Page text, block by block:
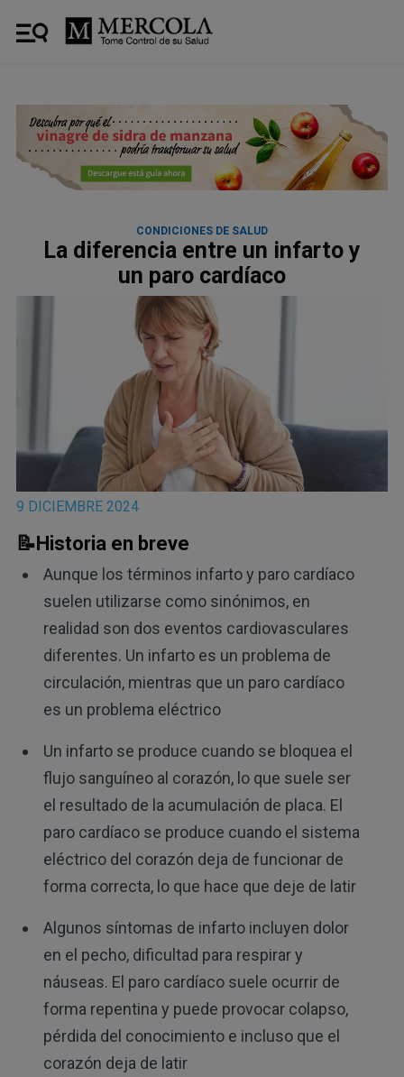
CONDICIONES DE SALUD
La diferencia entre un infarto y
un paro cardíaco
9 DICIEMBRE 2024
📝Historia en breve
Aunque los términos infarto y paro cardíaco
suelen utilizarse como sinónimos, en
realidad son dos eventos cardiovasculares
diferentes. Un infarto es un problema de
circulación, mientras que un paro cardíaco
es un problema eléctrico
Un infarto se produce cuando se bloquea el
flujo sanguíneo al corazón, lo que suele ser
el resultado de la acumulación de placa. El
paro cardíaco se produce cuando el sistema
eléctrico del corazón deja de funcionar de
forma correcta, lo que hace que deje de latir
Algunos síntomas de infarto incluyen dolor
en el pecho, dificultad para respirar y
náuseas. El paro cardíaco suele ocurrir de
forma repentina y puede provocar colapso,
pérdida del conocimiento e incluso que el
corazón deja de latir